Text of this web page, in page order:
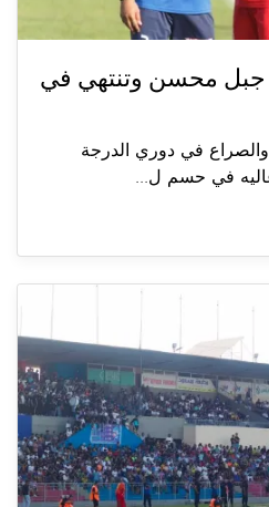
جبل محسن وتنتهي في
في دوري الدرجة
عاليه في حسم ل...